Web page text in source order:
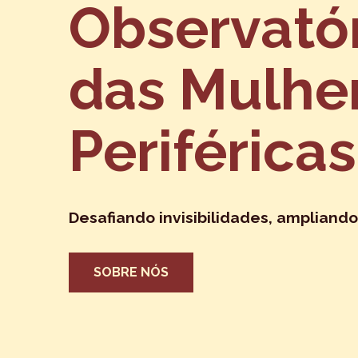
das
Periféricas
Desafiando invisibilidades,
SOBRE NÓS